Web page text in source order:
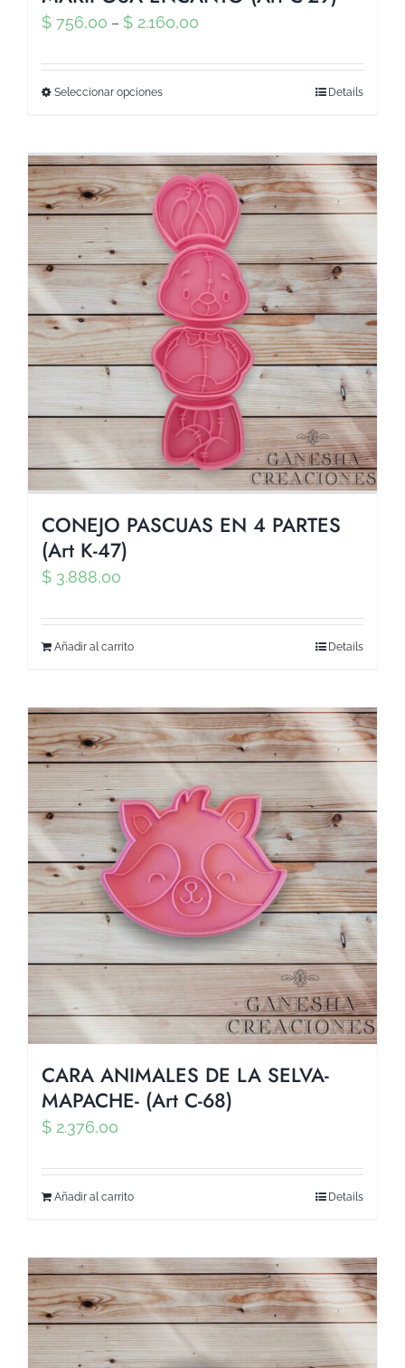
$ 756,00 – $ 2.160,00
Seleccionar opciones Details
CONEJO PASCUAS EN 4 PARTES
(Art K-47)
$ 3.888,00
Añadir al carrito Details
CARA ANIMALES DE LA SELVA-
MAPACHE- (Art C-68)
$ 2.376,00
Añadir al carrito Details